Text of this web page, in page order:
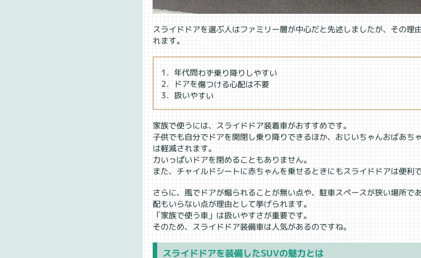
スライドドアを選ぶ人はファミリー層が中心だと先述しましたが、その理
れます。
1．年代問わず乗り降りしやすい
2．ドアを傷つける心配は不要
3．扱いやすい
家族で使うには、スライドドア装着車がおすすめです。
子供でも自分でドアを開閉し乗り降りできるほか、おじいちゃんおばあち
は軽減されます。
力いっぱいドアを閉めることもありません。
また、チャイルドシートに赤ちゃんを乗せるときにもスライドドアは便利で
さらに、風でドアが煽られることが無い点や、駐車スペースが狭い場所で
配もいらない点が理由として挙げられます。
「家族で使う車」は扱いやすさが重要です。
そのため、スライドドア装備車は人気があるのですね。
スライドドアを装備したSUVの魅力とは